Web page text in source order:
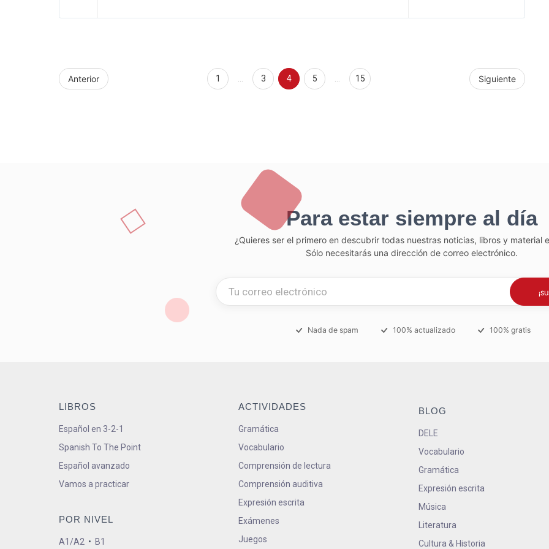
Anterior Siguiente
1 … 3 4 5 … 15
Para estar siempre al día
¿Quieres ser el primero en descubrir todas nuestras noticias, libros y material
Sólo necesitarás una dirección de correo electrónico.
Nada de spam 100% actualizado 100% gratis
LIBROS
Español en 3-2-1
Spanish To The Point
Español avanzado
Vamos a practicar
POR NIVEL
A1/A2 • B1
ACTIVIDADES
Gramática
Vocabulario
Comprensión de lectura
Comprensión auditiva
Expresión escrita
Exámenes
Juegos
BLOG
DELE
Vocabulario
Gramática
Expresión escrita
Música
Literatura
Cultura & Historia